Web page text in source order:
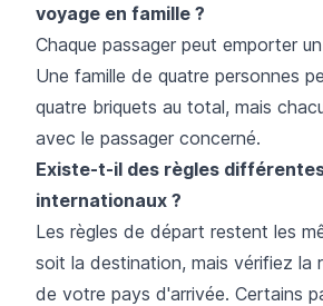
voyage en famille ?
Chaque passager peut emporter
Une famille de quatre personnes
quatre briquets au total, mais
avec le passager concerné.
Existe-t-il des règles
internationaux ?
Les règles de départ restent les
soit la destination, mais vérifiez la
de votre pays d'arrivée. Certains